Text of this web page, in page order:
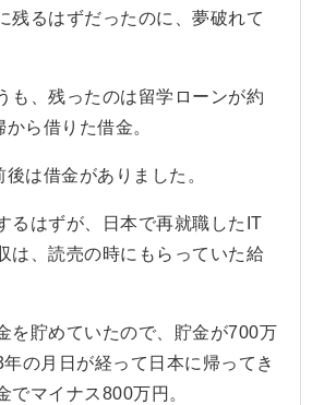
残るはずだったのに、夢破れて
も、残ったのは留学ローンが約
ら借りた借金。
は借金がありました。
るはずが、日本で再就職したIT
は、読売の時にもらっていた給
を貯めていたので、貯金が700万
の月日が経って日本に帰ってき
でマイナス800万円。